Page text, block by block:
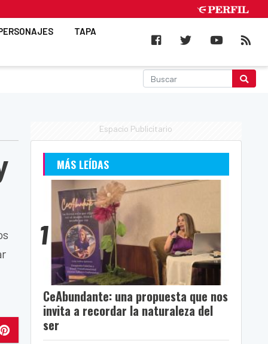
TAPA
Espacio Publicitario
MÁS LEÍDAS
1
CeAbundante: una propuesta que nos
invita a recordar la naturaleza del
ser